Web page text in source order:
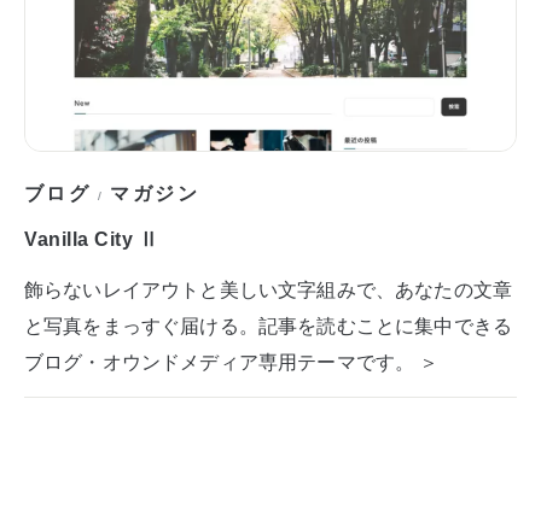
ブログ / マガジン
Vanilla City Ⅱ
飾らないレイアウトと美しい文字組みで、あなたの文章
と写真をまっすぐ届ける。記事を読むことに集中できる
ブログ・オウンドメディア専用テーマです。 ＞